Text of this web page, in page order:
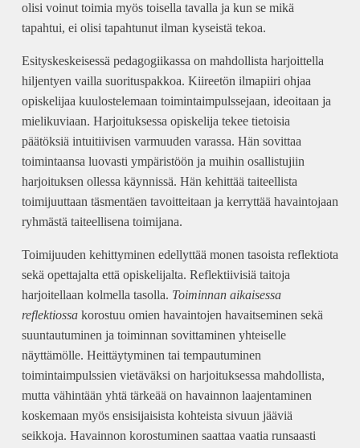
olisi voinut toimia myös toisella tavalla ja kun se mikä
tapahtui, ei olisi tapahtunut ilman kyseistä tekoa.
Esityskeskeisessä pedagogiikassa on mahdollista harjoittella
hiljentyen vailla suorituspakkoa. Kiireetön ilmapiiri ohjaa
opiskelijaa kuulostelemaan toimintaimpulssejaan, ideoitaan ja
mielikuviaan. Harjoituksessa opiskelija tekee tietoisia
päätöksiä intuitiivisen varmuuden varassa. Hän sovittaa
toimintaansa luovasti ympäristöön ja muihin osallistujiin
harjoituksen ollessa käynnissä. Hän kehittää taiteellista
toimijuuttaan täsmentäen tavoitteitaan ja kerryttää havaintojaan
ryhmästä taiteellisena toimijana.
Toimijuuden kehittyminen edellyttää monen tasoista reflektiota
sekä opettajalta että opiskelijalta. Reflektiivisiä taitoja
harjoitellaan kolmella tasolla. Toiminnan aikaisessa
reflektiossa korostuu omien havaintojen havaitseminen sekä
suuntautuminen ja toiminnan sovittaminen yhteiselle
näyttämölle. Heittäytyminen tai tempautuminen
toimintaimpulssien vietäväksi on harjoituksessa mahdollista,
mutta vähintään yhtä tärkeää on havainnon laajentaminen
koskemaan myös ensisijaisista kohteista sivuun jääviä
seikkoja. Havainnon korostuminen saattaa vaatia runsaasti